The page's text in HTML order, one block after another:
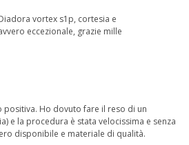
vortex s1p, cortesia e
eccezionale, grazie mille
positiva. Ho dovuto fare il reso di un
e la procedura è stata velocissima e senza
disponibile e materiale di qualità.